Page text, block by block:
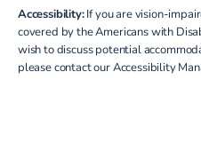
Accessibility:If you are vision-
covered by the Americans with
wish to discuss potential
please contact our Accessibility